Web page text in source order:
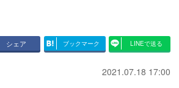
シェア ブックマーク LINEで送る
2021.07.18 17:00